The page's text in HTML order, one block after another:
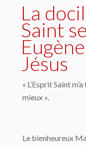
La
Saint
Jésus
« L’Esprit Saint
mieux ».
Le bienheureux